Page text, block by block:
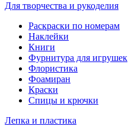
Для творчества и рукоделия
Раскраски по номерам
Наклейки
Книги
Фурнитура для игрушек
Флористика
Фоамиран
Краски
Спицы и крючки
Лепка и пластика